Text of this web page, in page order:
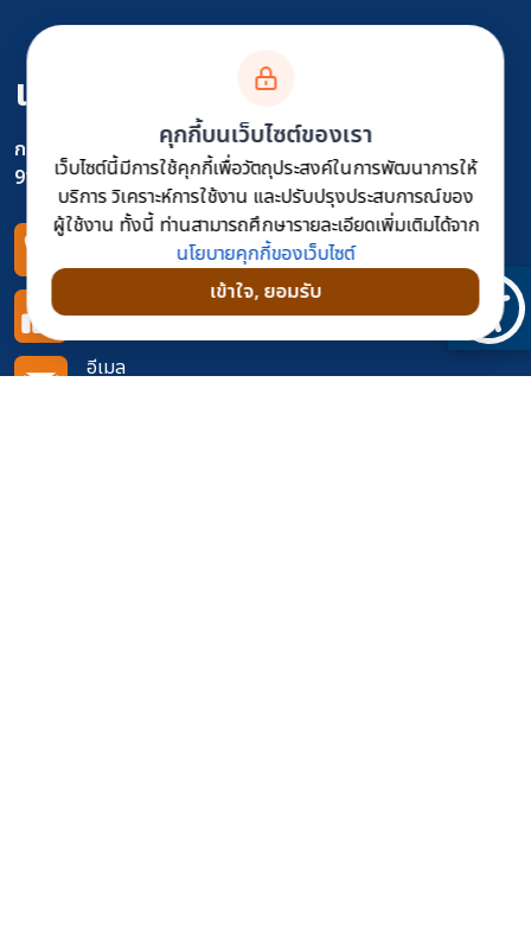
คุกกี้บนเว็บไซต์ของเรา
เว็บไซต์นี้มีการใช้คุกกี้เพื่อวัตถุประสงค์ในการพัฒนาการให้
บริการ วิเคราะห์การใช้งาน และปรับปรุงประสบการณ์ของ
ผู้ใช้งาน ทั้งนี้ ท่านสามารถศึกษารายละเอียดเพิ่มเติมได้จาก
นโยบายคุกกี้ของเว็บไซต์
เข้าใจ, ยอมรับ
แขวงทางหลวงศรีสะเกษที่ 1
กรมทางหลวง
91 หมู่ 10 ต.โพธิ์ อ.เมือง จ.ศรีสะเกษ 33000
โทรศัพท์
045-611535
อีเมล